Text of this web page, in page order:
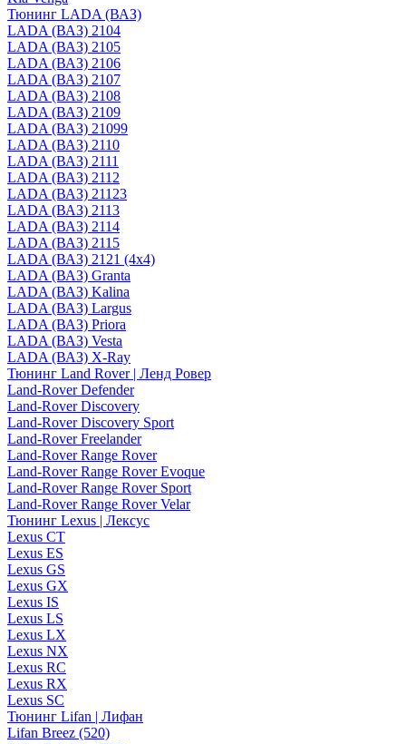
Тюнинг LADA (ВАЗ)
LADA (ВАЗ) 2104
LADA (ВАЗ) 2105
LADA (ВАЗ) 2106
LADA (ВАЗ) 2107
LADA (ВАЗ) 2108
LADA (ВАЗ) 2109
LADA (ВАЗ) 21099
LADA (ВАЗ) 2110
LADA (ВАЗ) 2111
LADA (ВАЗ) 2112
LADA (ВАЗ) 21123
LADA (ВАЗ) 2113
LADA (ВАЗ) 2114
LADA (ВАЗ) 2115
LADA (ВАЗ) 2121 (4x4)
LADA (ВАЗ) Granta
LADA (ВАЗ) Kalina
LADA (ВАЗ) Largus
LADA (ВАЗ) Priora
LADA (ВАЗ) Vesta
LADA (ВАЗ) X-Ray
Тюнинг Land Rover | Ленд Ровер
Land-Rover Defender
Land-Rover Discovery
Land-Rover Discovery Sport
Land-Rover Freelander
Land-Rover Range Rover
Land-Rover Range Rover Evoque
Land-Rover Range Rover Sport
Land-Rover Range Rover Velar
Тюнинг Lexus | Лексус
Lexus CT
Lexus ES
Lexus GS
Lexus GX
Lexus IS
Lexus LS
Lexus LX
Lexus NX
Lexus RC
Lexus RX
Lexus SC
Тюнинг Lifan | Лифан
Lifan Breez (520)